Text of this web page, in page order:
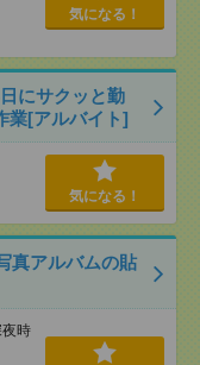
気になる！
にサクッと勤
業[アルバイト]
気になる！
真アルバムの貼
時